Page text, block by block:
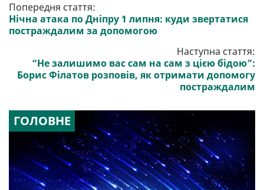
Попередня стаття:
Нічна атака по Дніпру 1 липня: куди звертатися
постраждалим за допомогою
Наступна стаття:
“Не залишимо вас сам на сам з цією бідою”:
Борис Філатов розповів, як отримати допомогу
постраждалим
ГОЛОВНЕ